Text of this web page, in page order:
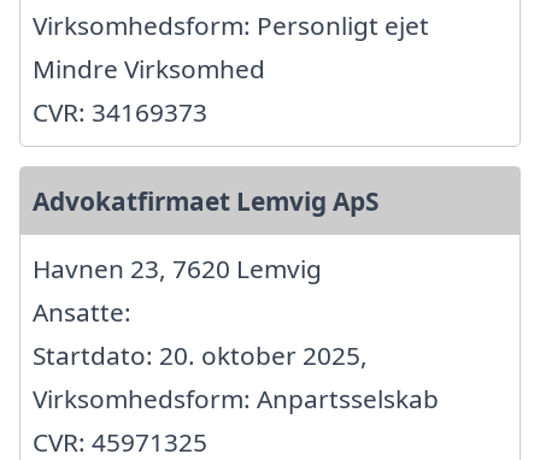
Virksomhedsform: Personligt ejet
Mindre Virksomhed
CVR: 34169373
Advokatfirmaet Lemvig ApS
Havnen 23, 7620 Lemvig
Ansatte:
Startdato: 20. oktober 2025,
Virksomhedsform: Anpartsselskab
CVR: 45971325